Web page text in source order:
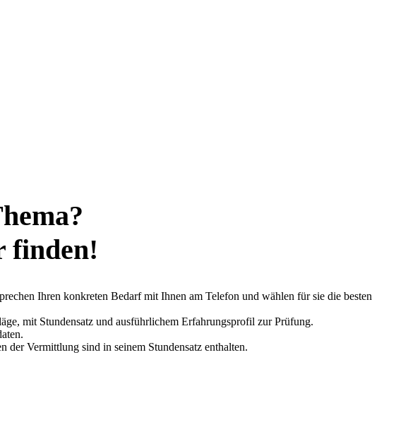
finden!
Ihren konkreten Bedarf mit Ihnen am Telefon und wählen für sie die besten
mit Stundensatz und ausführlichem Erfahrungsprofil zur Prüfung.
Vermittlung sind in seinem Stundensatz enthalten.